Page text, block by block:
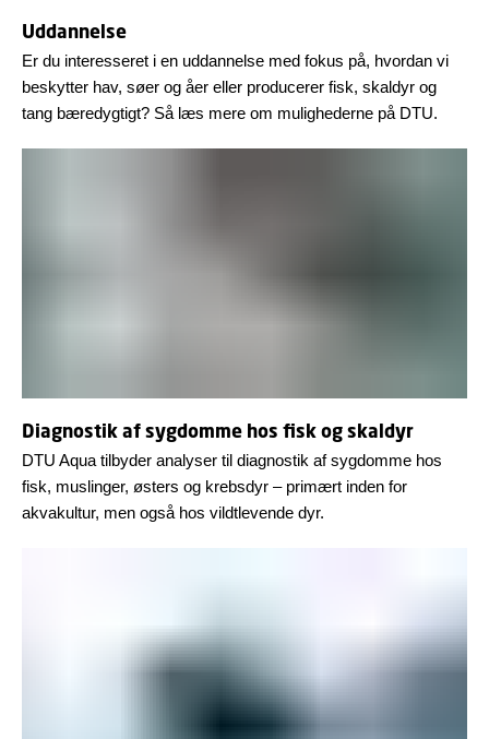
Uddannelse
Er du interesseret i en uddannelse med fokus på, hvordan vi
beskytter hav, søer og åer eller producerer fisk, skaldyr og
tang bæredygtigt? Så læs mere om mulighederne på DTU.
Diagnostik af sygdomme hos fisk og skaldyr
DTU Aqua tilbyder analyser til diagnostik af sygdomme hos
fisk, muslinger, østers og krebsdyr – primært inden for
akvakultur, men også hos vildtlevende dyr.